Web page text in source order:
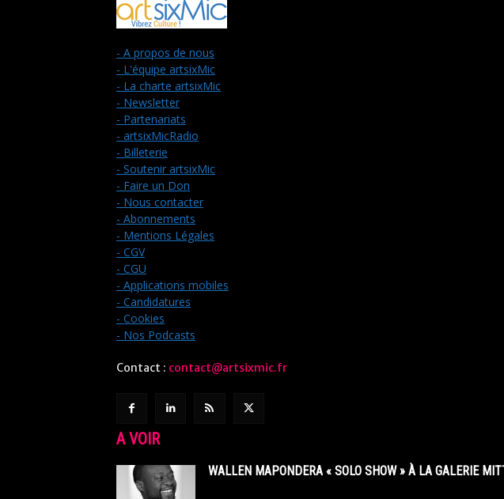
- A propos de nous
- L'équipe artsixMic
- La charte artsixMic
- Newsletter
- Partenariats
- artsixMicRadio
- Billeterie
- Soutenir artsixMic
- Faire un Don
- Nous contacter
- Abonnements
- Mentions Légales
- CGV
- CGU
- Applications mobiles
- Candidatures
- Cookies
- Nos Podcasts
Contact : contact@artsixmic.fr
A VOIR
WALLEN MAPONDERA « SOLO SHOW » À LA GALERIE